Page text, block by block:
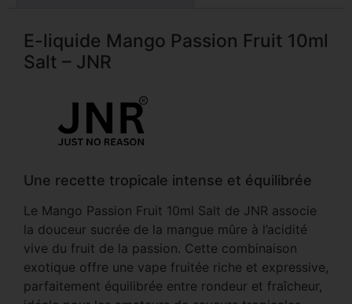
E-liquide Mango Passion Fruit 10ml
Salt – JNR
Une recette tropicale intense et équilibrée
Le Mango Passion Fruit 10ml Salt de JNR associe
la douceur sucrée de la mangue mûre à l’acidité
vive du fruit de la passion. Cette combinaison
exotique offre une vape fruitée riche et expressive,
parfaitement équilibrée entre rondeur et fraîcheur,